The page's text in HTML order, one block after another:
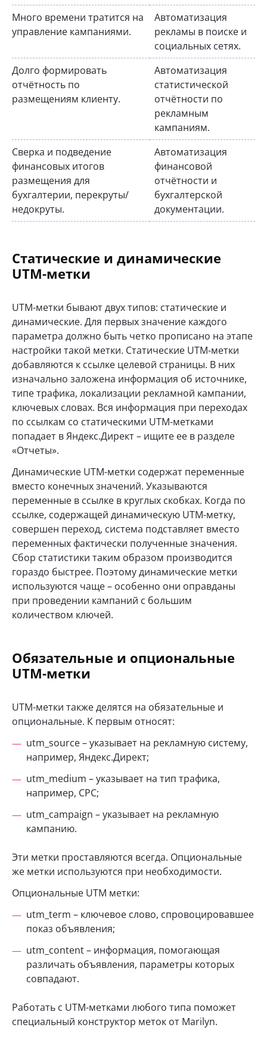
Много времени тратится на
управление кампаниями.
Автоматизация
рекламы в поиске и
социальных сетях.
Долго формировать
отчётность по
размещениям клиенту.
Автоматизация
статистической
отчётности по
рекламным
кампаниям.
Сверка и подведение
финансовых итогов
размещения для
бухгалтерии, перекруты/
недокруты.
Автоматизация
финансовой
отчётности и
бухгалтерской
документации.
Статические и динамические
UTM-метки
UTM-метки бывают двух типов: статические и
динамические. Для первых значение каждого
параметра должно быть четко прописано на этапе
настройки такой метки. Статические UTM-метки
добавляются к ссылке целевой страницы. В них
изначально заложена информация об источнике,
типе трафика, локализации рекламной кампании,
ключевых словах. Вся информация при переходах
по ссылкам со статическими UTM-метками
попадает в Яндекс.Директ – ищите ее в разделе
«Отчеты».
Динамические UTM-метки содержат переменные
вместо конечных значений. Указываются
переменные в ссылке в круглых скобках. Когда по
ссылке, содержащей динамическую UTM-метку,
совершен переход, система подставляет вместо
переменных фактически полученные значения.
Сбор статистики таким образом производится
гораздо быстрее. Поэтому динамические метки
используются чаще – особенно они оправданы
при проведении кампаний с большим
количеством ключей.
Обязательные и опциональные
UTM-метки
UTM-метки также делятся на обязательные и
опциональные. К первым относят:
utm_source – указывает на рекламную систему,
например, Яндекс.Директ;
utm_medium – указывает на тип трафика,
например, CPC;
utm_campaign – указывает на рекламную
кампанию.
Эти метки проставляются всегда. Опциональные
же метки используются при необходимости.
Опциональные UTM метки:
utm_term – ключевое слово, спровоцировавшее
показ объявления;
utm_content – информация, помогающая
различать объявления, параметры которых
совпадают.
Работать с UTM-метками любого типа поможет
специальный конструктор меток от Marilyn.